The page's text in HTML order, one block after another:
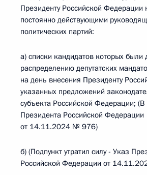
Президенту Российской Федерации
постоянно действующими
политических партий:
а) списки кандидатов которых
распределению депутатских
на день внесения Президенту
указанных предложений
субъекта Российской Федерации;
Президента Российской Федерации
от 14.11.2024 № 976)
б) (Подпункт утратил силу - Указ
Российской Федерации от